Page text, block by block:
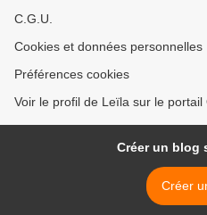
C.G.U.
Cookies et données personnelles
Préférences cookies
Voir le profil de Leïla sur le portail
Créer un blog
Créer